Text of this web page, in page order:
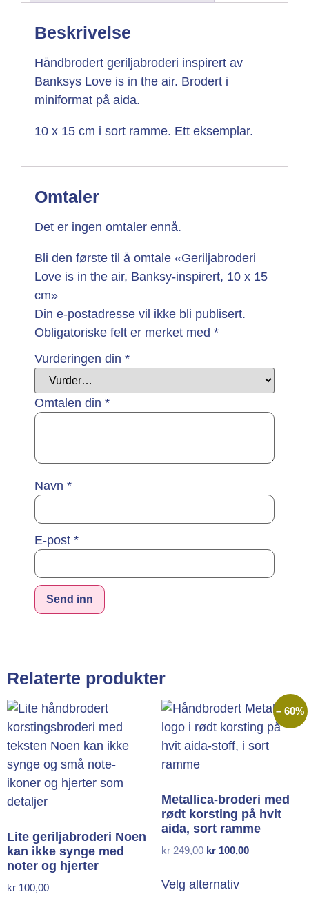
Beskrivelse
Håndbrodert geriljabroderi inspirert av
Banksys Love is in the air. Brodert i
miniformat på aida.
10 x 15 cm i sort ramme. Ett eksemplar.
Omtaler
Det er ingen omtaler ennå.
Bli den første til å omtale «Geriljabroderi
Love is in the air, Banksy-inspirert, 10 x 15
cm»
Din e-postadresse vil ikke bli publisert.
Obligatoriske felt er merket med *
Vurderingen din *
Omtalen din *
Navn *
E-post *
Relaterte produkter
Lite geriljabroderi Noen
kan ikke synge med
noter og hjerter
kr 100,00
– 60%
Metallica-broderi med
rødt korsting på hvit
aida, sort ramme
kr249,00 kr 100,00
Velg alternativ